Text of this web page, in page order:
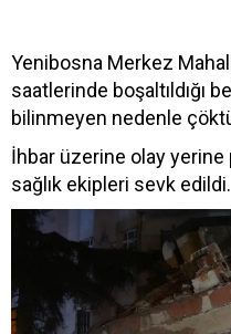
Yenibosna Merkez
saatlerinde boşaltıldığı
bilinmeyen nedenle
İhbar üzerine olay yerine
sağlık ekipleri sevk edildi.